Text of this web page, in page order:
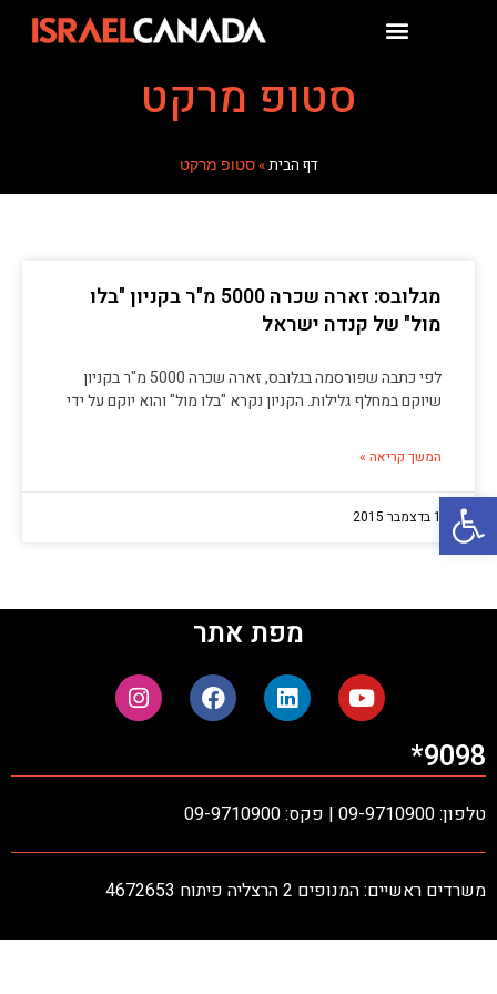
פתח סרגל נגישות
סטופ מרקט
דף הבית»סטופ מרקט
מגלובס: זארה שכרה 5000 מ"ר בקניון "בלו
מול" של קנדה ישראל
לפי כתבה שפורסמה בגלובס, זארה שכרה 5000 מ"ר בקניון
שיוקם במחלף גלילות. הקניון נקרא "בלו מול" והוא יוקם על ידי
המשך קריאה »
1 בדצמבר 2015
מפת אתר
9098*
טלפון: 09-9710900 | פקס: 09-9710900
משרדים ראשיים: המנופים 2 הרצליה פיתוח 4672653